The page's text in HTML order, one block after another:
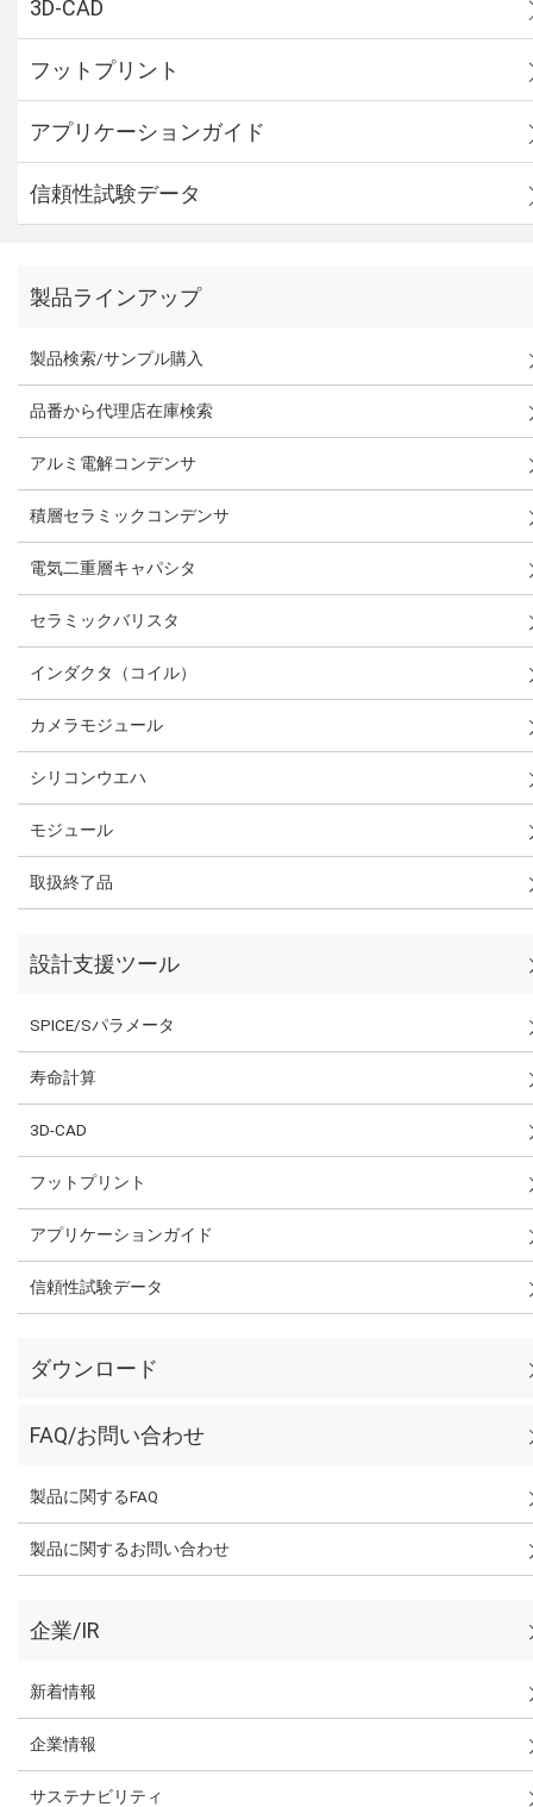
3D-CAD
フットプリント
アプリケーションガイド
信頼性試験データ
製品ラインアップ
製品検索/サンプル購入
品番から代理店在庫検索
アルミ電解コンデンサ
積層セラミックコンデンサ
電気二重層キャパシタ
セラミックバリスタ
インダクタ（コイル）
カメラモジュール
シリコンウエハ
モジュール
取扱終了品
設計支援ツール
SPICE/Sパラメータ
寿命計算
3D-CAD
フットプリント
アプリケーションガイド
信頼性試験データ
ダウンロード
FAQ/お問い合わせ
製品に関するFAQ
製品に関するお問い合わせ
企業/IR
新着情報
企業情報
サステナビリティ